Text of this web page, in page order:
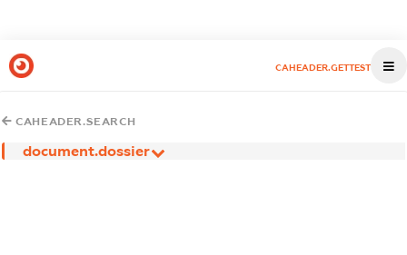
CAHEADER.GETTEST
CAHEADER.SEARCH
document.dossier